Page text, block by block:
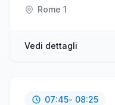
Rome 1
Vedi dettagli
07:45- 08:25